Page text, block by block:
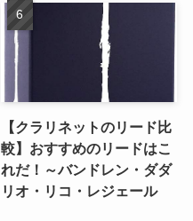
【クラリネットのリード比
較】おすすめのリードはこ
れだ！～バンドレン・ダダ
リオ・リコ・レジェール